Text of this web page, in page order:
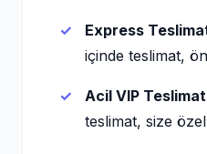
Express
içinde teslimat,
Acil VIP
teslimat, size